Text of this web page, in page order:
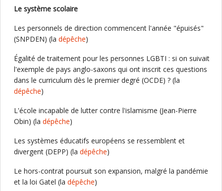
Le système scolaire
Les personnels de direction commencent l'année "épuisés"
(SNPDEN) (la dépêche)
Égalité de traitement pour les personnes LGBTI : si on suivait
l'exemple de pays anglo-saxons qui ont inscrit ces questions
dans le curriculum dès le premier degré (OCDE) ? (la
dépêche)
L'école incapable de lutter contre l'islamisme (Jean-Pierre
Obin) (la dépêche)
Les systèmes éducatifs européens se ressemblent et
divergent (DEPP) (la dépêche)
Le hors-contrat poursuit son expansion, malgré la pandémie
et la loi Gatel (la dépêche)